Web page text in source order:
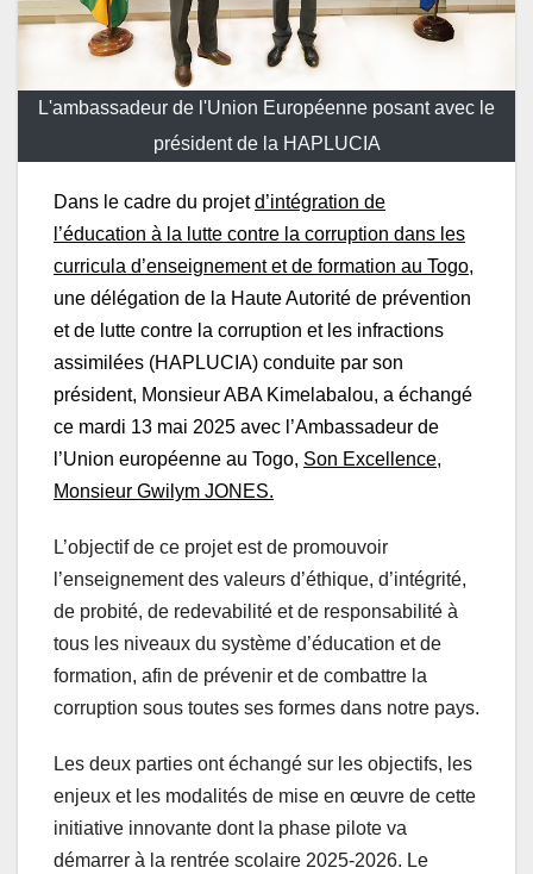
L'ambassadeur de l'Union Européenne posant avec le
président de la HAPLUCIA
l’éducation à la lutte contre la corruption dans les
curricula d’enseignement et de formation au Togo
une délégation de la Haute Autorité de prévention
et de lutte contre la corruption et les infractions
assimilées (HAPLUCIA) conduite par son
président, Monsieur ABA Kimelabalou, a échangé
ce mardi 13 mai 2025 avec l’Ambassadeur de
l’Union européenne au Togo,Son Excellence,
Monsieur Gwilym JONES.
l’enseignement des valeurs d’éthique, d’intégrité,
de probité, de redevabilité et de responsabilité à
tous les niveaux du système d’éducation et de
formation, afin de prévenir et de combattre la
corruption sous toutes ses formes dans notre pays.
enjeux et les modalités de mise en œuvre de cette
initiative innovante dont la phase pilote va
démarrer à la rentrée scolaire 2025-2026. Le
président de la HAPLUCIA a profité de l’occasion